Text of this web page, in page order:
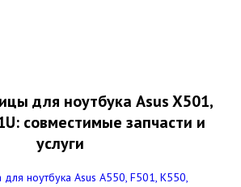
для ноутбука Asus X501,
совместимые запчасти и
услуги